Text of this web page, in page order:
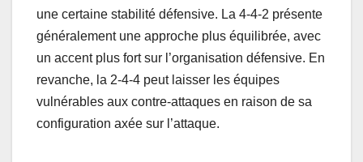
une certaine stabilité défensive. La 4-4-2 présente
généralement une approche plus équilibrée, avec
un accent plus fort sur l’organisation défensive. En
revanche, la 2-4-4 peut laisser les équipes
vulnérables aux contre-attaques en raison de sa
configuration axée sur l’attaque.